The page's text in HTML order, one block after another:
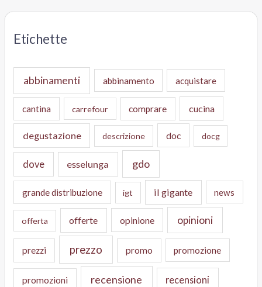
Etichette
abbinamenti abbinamento acquistare
cantina carrefour comprare cucina
degustazione descrizione doc docg
dove esselunga gdo
grande distribuzione igt il gigante news
offerta offerte opinione opinioni
prezzi prezzo promo promozione
promozioni recensione recensioni